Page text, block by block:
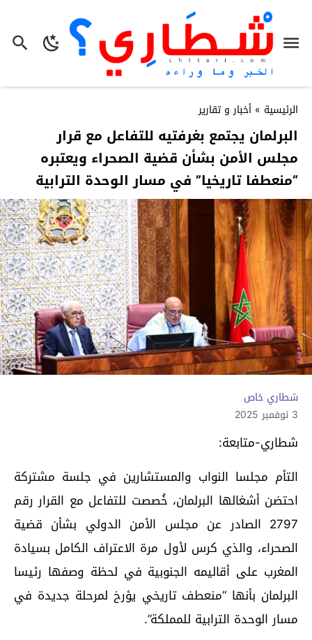
الرئيسية » أخبار و تقارير
البرلمان يجتمع بغرفتيه للتفاعل مع قرار
مجلس الأمن بشأن قضية الصحراء ويعتبره
“منعطفا تاريخيا” في مسار الوحدة الترابية
شطاري خاص
3 نوفمبر 2025
شطاري-متابعة:
التأم مجلسا النواب والمستشارين في جلسة مشتركة
احتضن أشغالها البرلمان، خُصصت للتفاعل مع القرار رقم
2797 الصادر عن مجلس الأمن الدولي بشأن قضية
الصحراء، والذي كرس لأول مرة الاعتراف الكامل بسيادة
المغرب على أقاليمه الجنوبية في لحظة وصفها رئيسا
البرلمان بأنها “منعطف تاريخي يؤرخ لمرحلة جديدة في
مسار الوحدة الترابية للمملكة”.